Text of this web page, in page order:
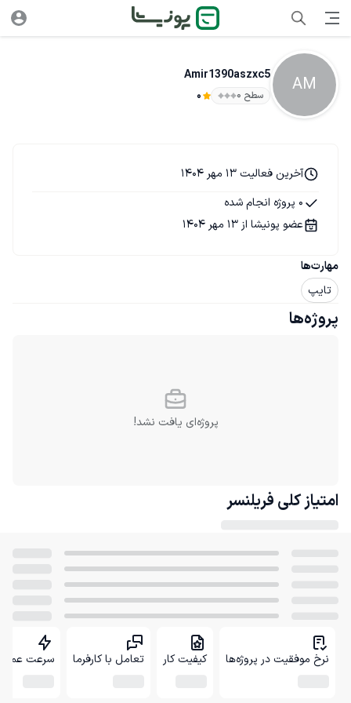
AM
Amir1390aszxc5
سطح ۰ 0
مهارت‌ها
تایپ
آخرین فعالیت 13 مهر 1404
0 پروژه انجام شده
عضو پونیشا از 13 مهر 1404
پروژه‌ها
پروژه‌ای یافت نشد!
امتیاز کلی فریلنسر
نرخ موفقیت در پروژه‌ها کیفیت کار تعامل با کارفرما سرعت عمل